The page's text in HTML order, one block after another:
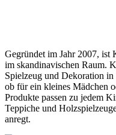
Gegründet im Jahr 2007, ist
im skandinavischen Raum.
Spielzeug und Dekoration
ob für ein kleines Mädchen
Produkte passen zu jedem
Teppiche und
anregt.